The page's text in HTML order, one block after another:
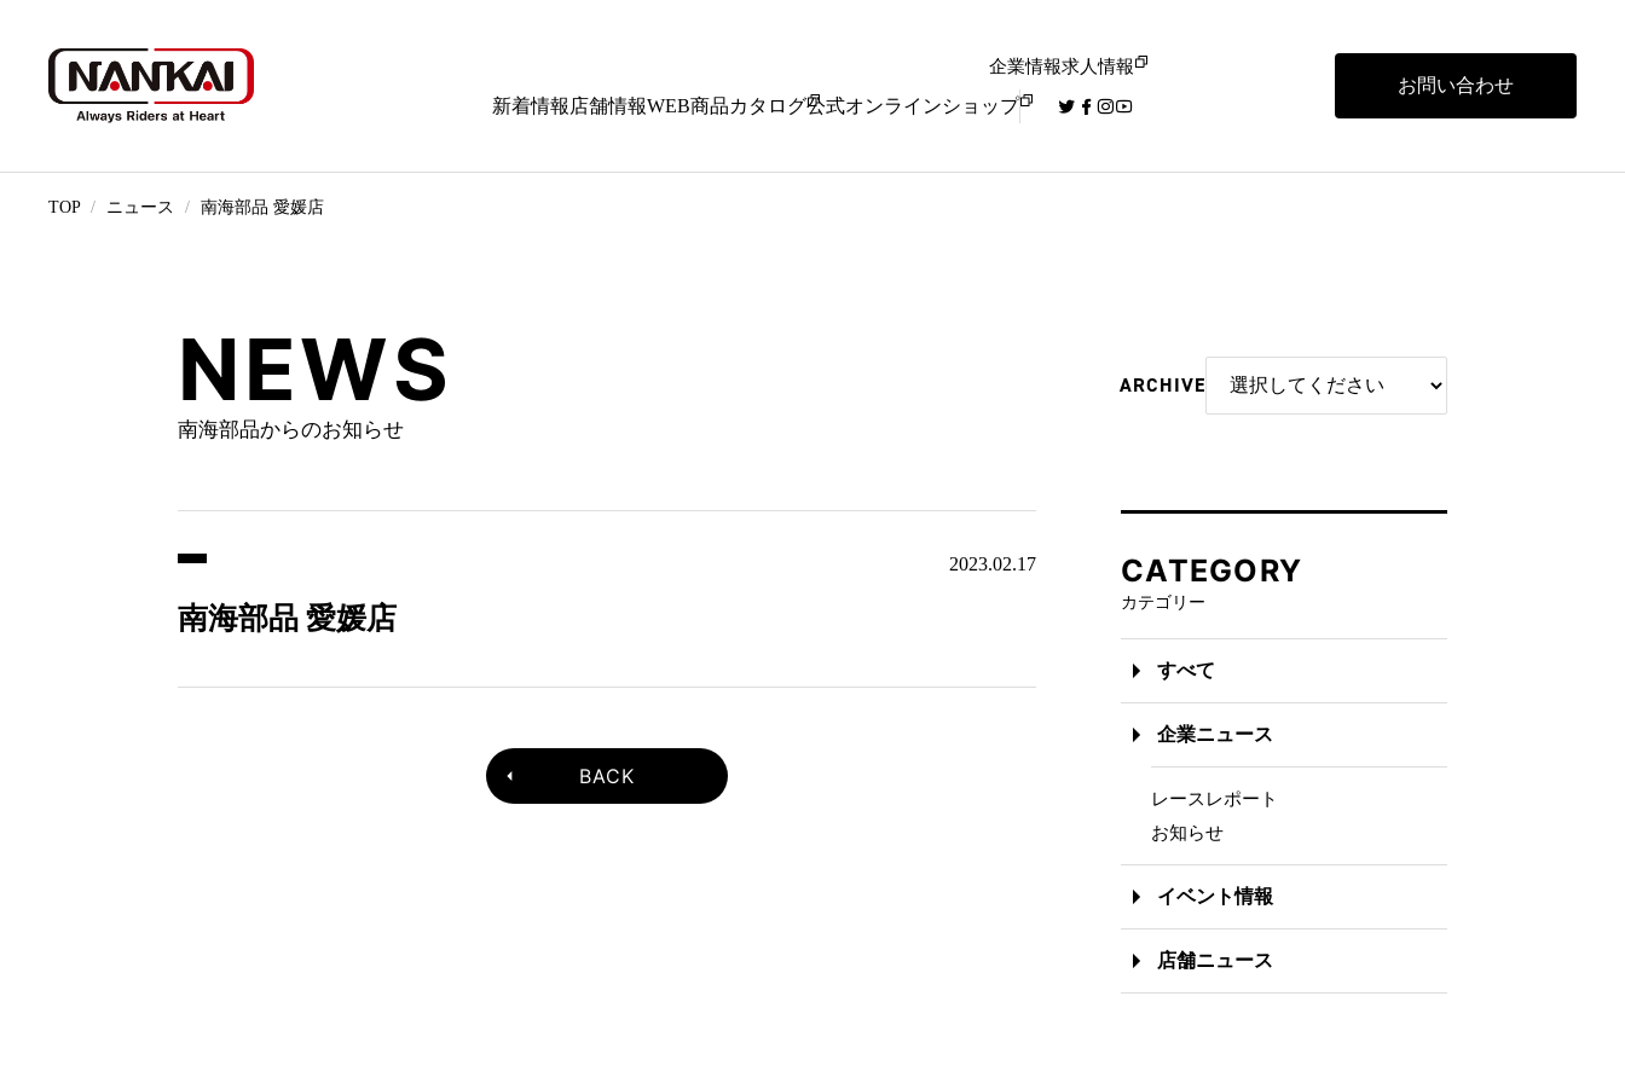
企業情報求人情報
新着情報 店舗情報WEB商品カタログ公式オンラインショップ
お問い合わせ
TOP ニュース 南海部品 愛媛店
NEWS
南海部品からのお知らせ
ARCHIVE
2023.02.17
南海部品 愛媛店
BACK
CATEGORY
カテゴリー
すべて
企業ニュース
レースレポート
お知らせ
イベント情報
店舗ニュース